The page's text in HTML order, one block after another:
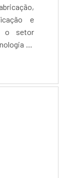
e
o setor
de
cada
e